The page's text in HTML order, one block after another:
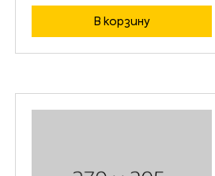
В корзину